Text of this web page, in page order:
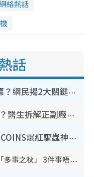
絡熱話
話
裝修拆鐵閘隨時變賊人目標？網民揭2大關鍵用途：裝新式等於白裝？附新舊鐵閘分別
網傳公院改用內地/副廠藥？醫生拆解正副廠分別 揭4類人換藥隨時出事
怕蟲人士夏日救星！日本3COINS爆紅驅蟲神器$45起 1招「全程免觸碰」輕鬆搞定小強
立秋2026｜8月7日立秋進入「多事之秋」 3件事唔做得！專家教6招開運 清枱頭／銀包納氣接好運